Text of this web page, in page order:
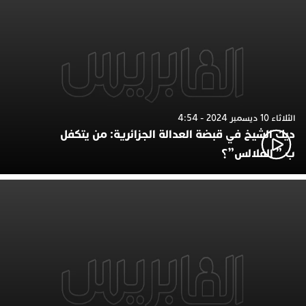
الثلاثاء 10 ديسمبر 2024 - 4:54
ديك الشيخ في قبضة العدالة الجزائرية: من يتكفل
ب ” الفلالس”؟